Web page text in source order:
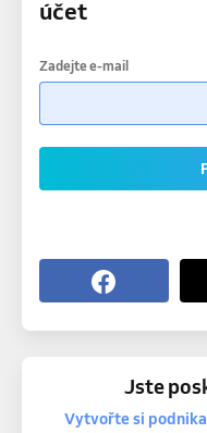
účet
Zadejte e-mail
Jste
Vytvořte si